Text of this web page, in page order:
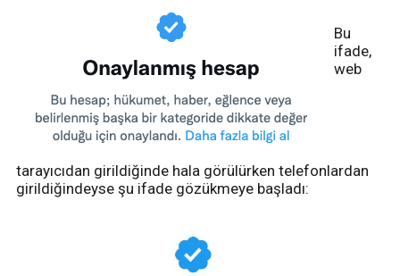
Bu
ifade,
web
tarayıcıdan girildiğinde hala görülürken telefonlardan
girildiğindeyse şu ifade gözükmeye başladı: